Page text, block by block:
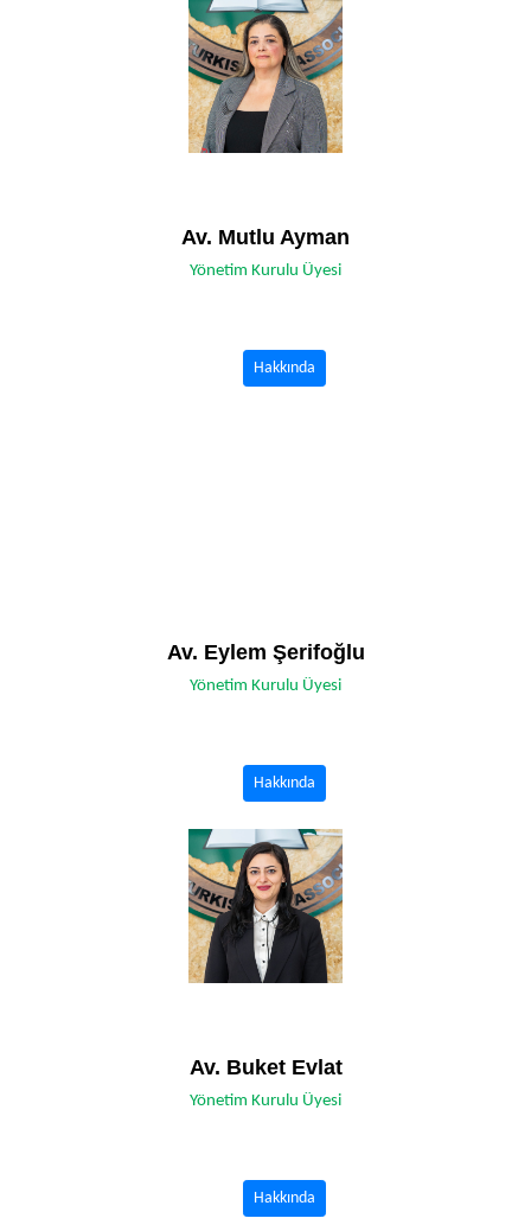
Av. Mutlu Ayman
Yönetim Kurulu Üyesi
Hakkında
Av. Eylem Şerifoğlu
Yönetim Kurulu Üyesi
Hakkında
Av. Buket Evlat
Yönetim Kurulu Üyesi
Hakkında